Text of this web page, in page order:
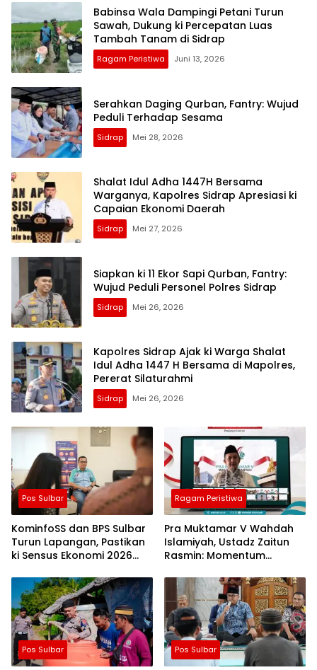
Babinsa Wala Dampingi Petani Turun
Sawah, Dukung ki Percepatan Luas
Tambah Tanam di Sidrap
Ragam Peristiwa Juni 13, 2026
Serahkan Daging Qurban, Fantry: Wujud
Peduli Terhadap Sesama
Sidrap Mei 28, 2026
Shalat Idul Adha 1447H Bersama
Warganya, Kapolres Sidrap Apresiasi ki
Capaian Ekonomi Daerah
Sidrap Mei 27, 2026
Siapkan ki 11 Ekor Sapi Qurban, Fantry:
Wujud Peduli Personel Polres Sidrap
Sidrap Mei 26, 2026
Kapolres Sidrap Ajak ki Warga Shalat
Idul Adha 1447 H Bersama di Mapolres,
Pererat Silaturahmi
Sidrap Mei 26, 2026
Pos Sulbar
KominfoSS dan BPS Sulbar
Turun Lapangan, Pastikan
ki Sensus Ekonomi 2026
Akurat
Ragam Peristiwa
Pra Muktamar V Wahdah
Islamiyah, Ustadz Zaitun
Rasmin: Momentum
Evaluasi Perjalanan
Dakwah
Pos Sulbar Pos Sulbar